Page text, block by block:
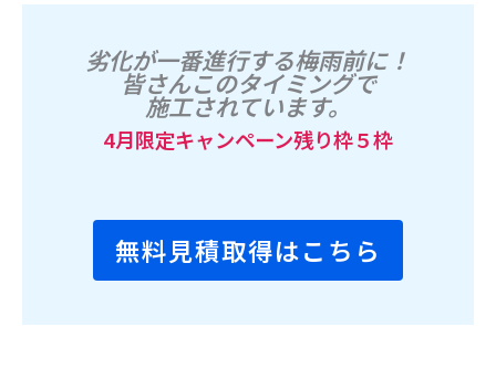
劣化が一番進行する梅雨前に！
皆さんこのタイミングで
施工されています。
4月限定キャンペーン残り枠５枠
無料見積取得はこちら